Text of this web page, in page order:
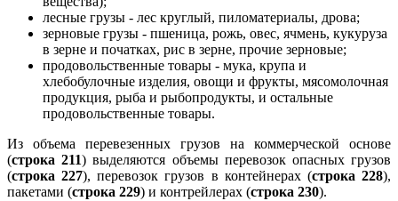
лесные грузы - лес круглый, пиломатериалы, дрова;
зерновые грузы - пшеница, рожь, овес, ячмень, кукуруза
в зерне и початках, рис в зерне, прочие зерновые;
продовольственные товары - мука, крупа и
хлебобулочные изделия, овощи и фрукты, мясомолочная
продукция, рыба и рыбопродукты, и остальные
продовольственные товары.
Из объема перевезенных грузов на коммерческой основе
(строка 211) выделяются объемы перевозок опасных грузов
(строка 227), перевозок грузов в контейнерах (строка 228),
пакетами (строка 229) и контрейлерах (строка 230).